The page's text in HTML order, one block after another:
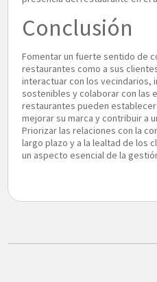
Conclusión
Fomentar un fuerte sentido de
restaurantes como a sus
interactuar con los vecindarios,
sostenibles y colaborar con las
restaurantes pueden
mejorar su marca y contribuir a
Priorizar las relaciones con la
largo plazo y a la lealtad de los
un aspecto esencial de la